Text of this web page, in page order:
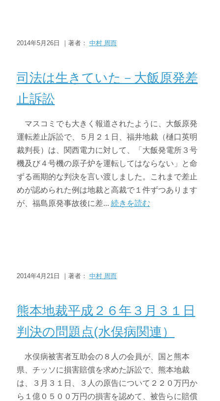
2014年5月26日 ｜著者： 中村 周而
司法は生きていた－大飯原発差
止訴訟
マスコミでも大きく報道されたように、大飯原発
運転差止訴訟で、５月２１日、福井地裁（樋口英明
裁判長）は、関西電力に対して、「大飯発電所３号
機及び４号機の原子炉を運転してはならない」と命
ずる画期的な判決を言い渡しました。これまで差止
めが認められた例は地裁と高裁で１件ずつあります
が、福島原発事故後に差... 続きを読む
2014年4月21日 ｜著者： 中村 周而
熊本地裁平成２６年３月３１日
判決の問題点(水俣病関連）
水俣病被害者互助会の８人の会員が、国と熊本
県、チッソに損害賠償を求めた訴訟で、熊本地裁
は、３月３１日、３人の原告について２２０万円か
ら１億０５００万円の損害を認めて、被告らに賠償